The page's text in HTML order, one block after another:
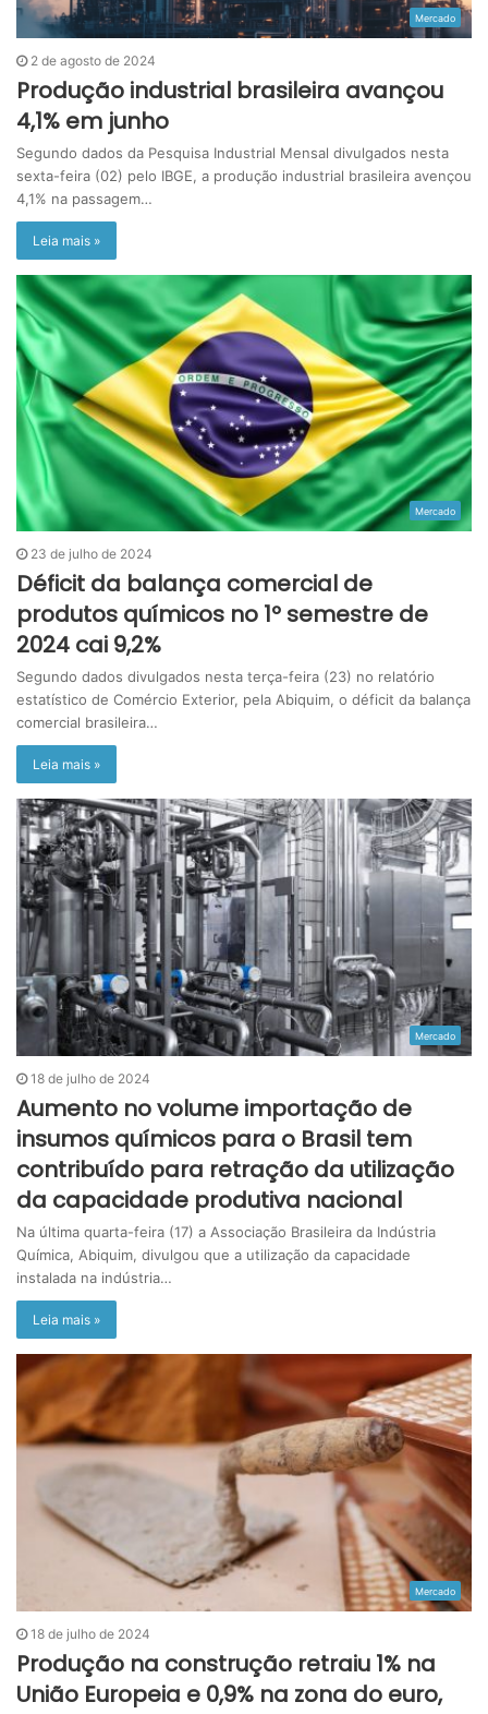
Mercado
2 de agosto de 2024
Produção industrial brasileira avançou
4,1% em junho
Segundo dados da Pesquisa Industrial Mensal divulgados nesta
sexta-feira (02) pelo IBGE, a produção industrial brasileira avençou
4,1% na passagem…
Leia mais »
Mercado
23 de julho de 2024
Déficit da balança comercial de
produtos químicos no 1º semestre de
2024 cai 9,2%
Segundo dados divulgados nesta terça-feira (23) no relatório
estatístico de Comércio Exterior, pela Abiquim, o déficit da balança
comercial brasileira…
Leia mais »
Mercado
18 de julho de 2024
Aumento no volume importação de
insumos químicos para o Brasil tem
contribuído para retração da utilização
da capacidade produtiva nacional
Na última quarta-feira (17) a Associação Brasileira da Indústria
Química, Abiquim, divulgou que a utilização da capacidade
instalada na indústria…
Leia mais »
Mercado
18 de julho de 2024
Produção na construção retraiu 1% na
União Europeia e 0,9% na zona do euro,